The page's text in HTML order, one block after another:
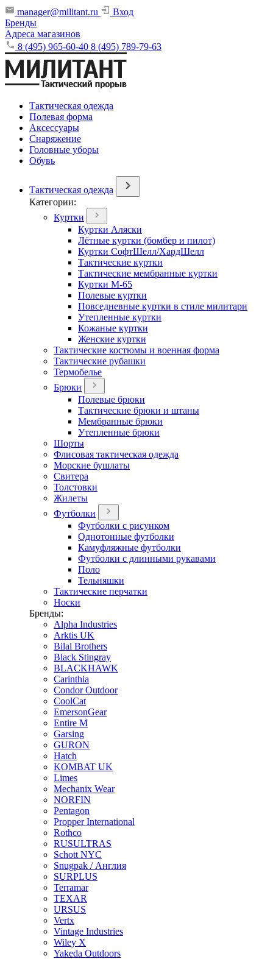
manager@militant.ru
Вход
Бренды
Адреса магазинов
8 (495) 965-60-40 8 (495) 789-79-63
Тактическая одежда
Полевая форма
Аксессуары
Снаряжение
Головные уборы
Обувь
Тактическая одежда
Категории:
Куртки
Куртки Аляски
Лётные куртки (бомбер и пилот)
Куртки СофтШелл/ХардШелл
Тактические куртки
Тактические мембранные куртки
Куртки М-65
Полевые куртки
Повседневные куртки в стиле милитари
Утепленные куртки
Кожаные куртки
Женские куртки
Тактические костюмы и военная форма
Тактические рубашки
Термобелье
Брюки
Полевые брюки
Тактические брюки и штаны
Мембранные брюки
Утепленные брюки
Шорты
Флисовая тактическая одежда
Морские бушлаты
Свитера
Толстовки
Жилеты
Футболки
Футболки с рисунком
Однотонные футболки
Камуфляжные футболки
Футболки с длинными рукавами
Поло
Тельняшки
Тактические перчатки
Носки
Бренды:
Alpha Industries
Arktis UK
Bilal Brothers
Black Stingray
BLACKHAWK
Carinthia
Condor Outdoor
CoolCat
EmersonGear
Entire M
Garsing
GURON
Hatch
KOMBAT UK
Limes
Mechanix Wear
NORFIN
Pentagon
Propper International
Rothco
RUSULTRAS
Schott NYC
Snugpak / Англия
SURPLUS
Terramar
TEXAR
URSUS
Vertx
Vintage Industries
Wiley X
Yakeda Outdoors